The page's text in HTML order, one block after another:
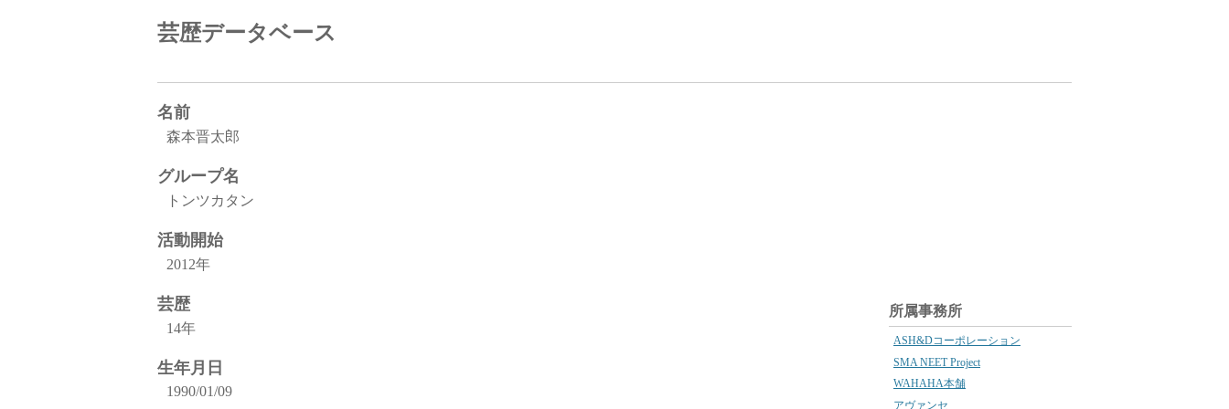
芸歴データベース
名前
森本晋太郎
グループ名
トンツカタン
活動開始
2012年
芸歴
14年
生年月日
1990/01/09
所属事務所
ASH&Dコーポレーション
SMA NEET Project
WAHAHA本舗
アヴァンセ